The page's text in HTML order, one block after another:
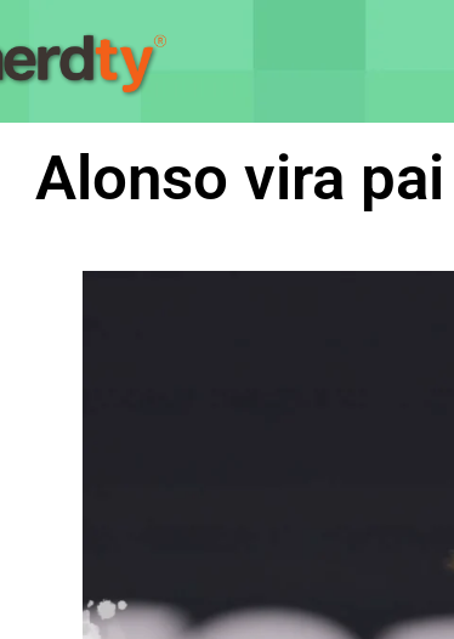
Alonso vira